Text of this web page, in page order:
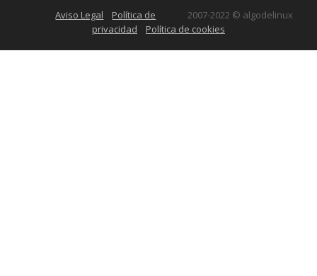
2007-2022 © algodelinux
Aviso Legal
Política de
privacidad
Política de cookies